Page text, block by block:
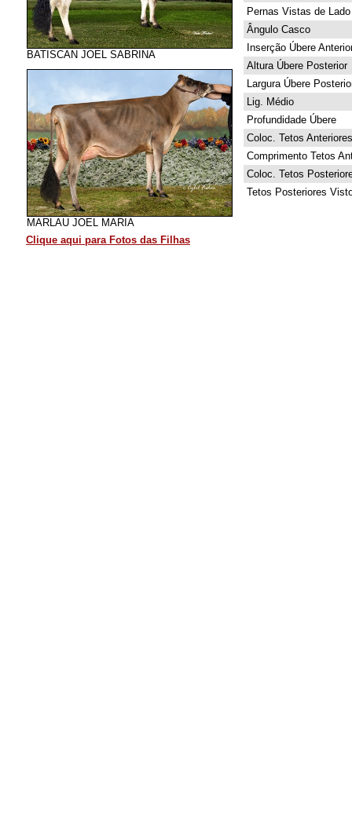
BATISCAN JOEL SABRINA
MARLAU JOEL MARIA
Clique aqui para Fotos das Filhas
Pernas Vistas de Lado
Ângulo Casco
Inserção Úbere
Altura Úbere Posterior
Largura Úbere
Lig. Médio
Profundidade Úbere
Coloc. Tetos Anteriores
Comprimento Tetos
Coloc. Tetos
Tetos Posteriores